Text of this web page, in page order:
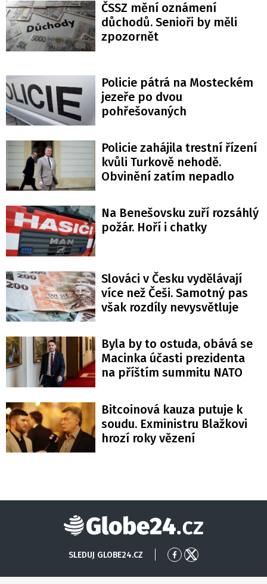
ČSSZ mění oznámení
důchodů. Senioři by měli
zpozornět
Policie pátrá na Mosteckém
jezeře po dvou
pohřešovaných
Policie zahájila trestní řízení
kvůli Turkově nehodě.
Obvinění zatím nepadlo
Na Benešovsku zuří rozsáhlý
požár. Hoří i chatky
Slováci v Česku vydělávají
více než Češi. Samotný pas
však rozdíly nevysvětluje
Byla by to ostuda, obává se
Macinka účasti prezidenta
na příštím summitu NATO
Bitcoinová kauza putuje k
soudu. Exministru Blažkovi
hrozí roky vězení
Globe24
SLEDUJ GLOBE24.CZ
PřejítPřejít